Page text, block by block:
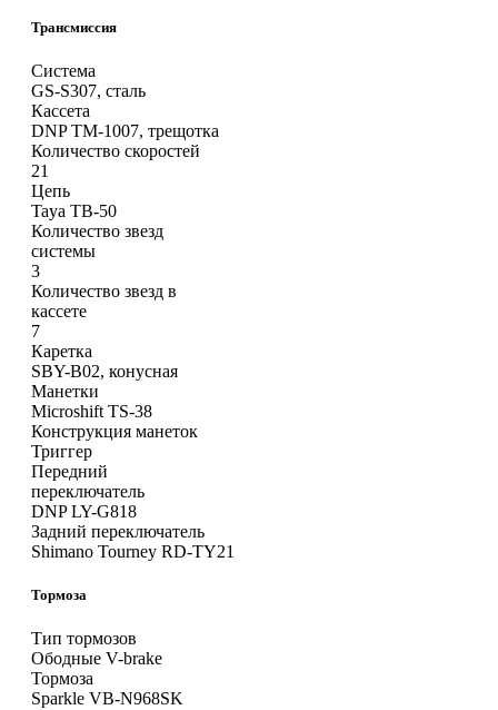
Трансмиссия
Система
GS-S307, сталь
Кассета
DNP TM-1007, трещотка
Количество скоростей
21
Цепь
Taya TB-50
Количество звезд
системы
3
Количество звезд в
кассете
7
Каретка
SBY-B02, конусная
Манетки
Microshift TS-38
Конструкция манеток
Триггер
Передний
переключатель
DNP LY-G818
Задний переключатель
Shimano Tourney RD-TY21
Тормоза
Тип тормозов
Ободные V-brake
Тормоза
Sparkle VB-N968SK